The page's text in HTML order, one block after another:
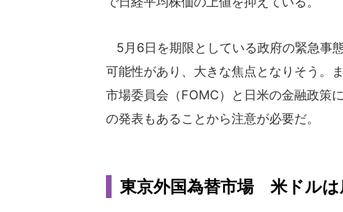
5月6日を期限としている政府の緊急事
可能性があり、大きな焦点となりそう。
市場委員会（FOMC）と日米の金融政策
の発表もあることから注意が必要だ。
東京外国為替市場 米ドルは